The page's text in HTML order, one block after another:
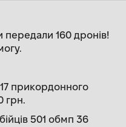
160 дронів!
прикордонного
грн.
501 обмп 36